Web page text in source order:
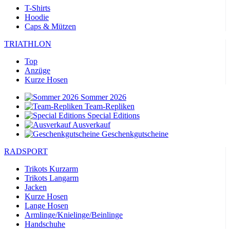
T-Shirts
Hoodie
Caps & Mützen
TRIATHLON
Top
Anzüge
Kurze Hosen
Sommer 2026
Team-Repliken
Special Editions
Ausverkauf
Geschenkgutscheine
RADSPORT
Trikots Kurzarm
Trikots Langarm
Jacken
Kurze Hosen
Lange Hosen
Armlinge/Knielinge/Beinlinge
Handschuhe